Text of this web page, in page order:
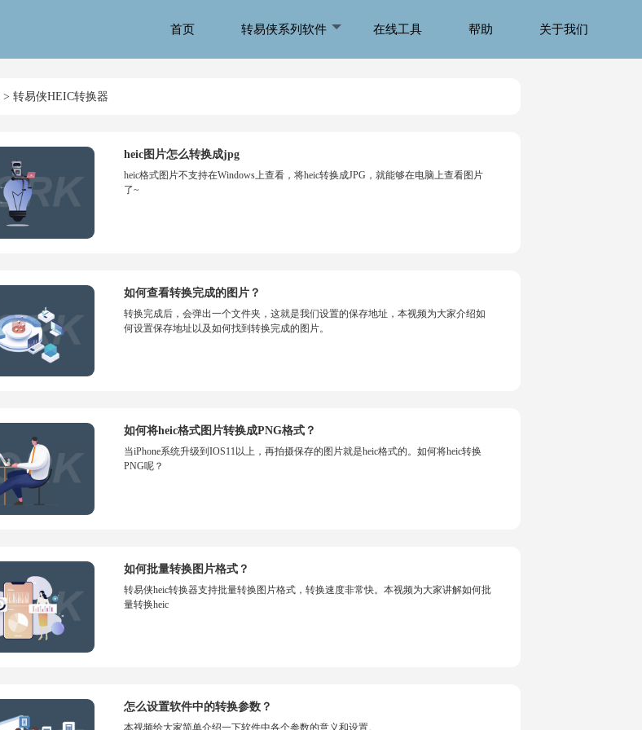
首页 转易侠系列软件 在线工具 帮助 关于我们
>转易侠HEIC转换器
heic图片怎么转换成jpg
heic格式图片不支持在Windows上查看，将heic转换成JPG，就能够在电脑上查看图片
了~
如何查看转换完成的图片？
转换完成后，会弹出一个文件夹，这就是我们设置的保存地址，本视频为大家介绍如
何设置保存地址以及如何找到转换完成的图片。
如何将heic格式图片转换成PNG格式？
当iPhone系统升级到IOS11以上，再拍摄保存的图片就是heic格式的。如何将heic转换
PNG呢？
如何批量转换图片格式？
转易侠heic转换器支持批量转换图片格式，转换速度非常快。本视频为大家讲解如何批
量转换heic
怎么设置软件中的转换参数？
本视频给大家简单介绍一下软件中各个参数的意义和设置。